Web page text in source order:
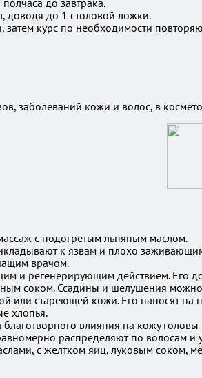
до завтрака.
доводя до 1 столовой ложки.
курс по необходимости
заболеваний кожи и волос, в
с подогретым льняным маслом.
к язвам и плохо
врачом.
и регенерирующим действием. Его
соком. Ссадины и шелушения можно
или стареющей кожи. Его наносят
хлопья.
влияния на кожу
распределяют по волосам
с желтком яиц, луковым соком,